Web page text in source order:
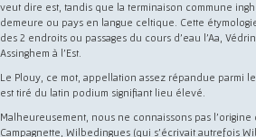
veut dire est, tandis que la terminaison commune
demeure ou pays en langue celtique. Cette
des 2 endroits ou passages du cours d'eau l'Aa,
Assinghem à l'Est.
Le Plouy, ce mot, appellation assez répandue parmi
est tiré du latin podium signifiant lieu élevé.
Malheureusement, nous ne connaissons pas l'origine
Campagnette, Wilbedingues (qui s'écrivait autrefois